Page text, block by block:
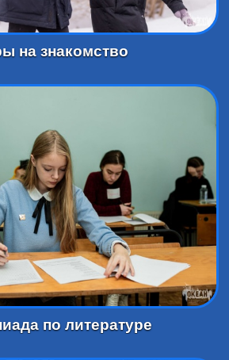
на знакомство
по литературе